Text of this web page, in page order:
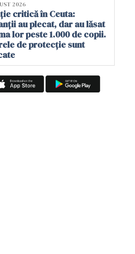
2026
critică în Ceuta:
au plecat, dar au lăsat
lor peste 1.000 de copii.
de protecție sunt